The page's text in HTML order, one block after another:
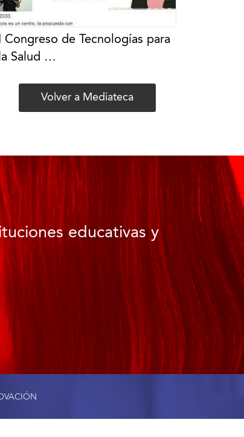
Congreso de Tecnologías para
Salud …
Volver a Mediateca
educativas y